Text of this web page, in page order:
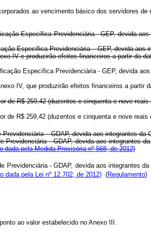
ao vencimento básico dos servidores de
Específica Previdenciária - GEP, devida
Específica Previdenciária – GEP, devida
IV e produzirão efeitos financeiros a partir da
Específica Previdenciária - GEP, devida
IV, que produzirão efeitos financeiros a partir
de R$ 259,42 (duzentos e cinquenta e nove
de R$ 259,42 (duzentos e cinquenta e nove
– GDAP, devida aos integrantes da
- GDAP, devida aos integrantes
dada pela Medida Provisória nº 568, de 2012)
- GDAP, devida aos integrantes
dada pela Lei nº 12.702, de 2012) (Regulamento)
ao valor estabelecido no Anexo III.